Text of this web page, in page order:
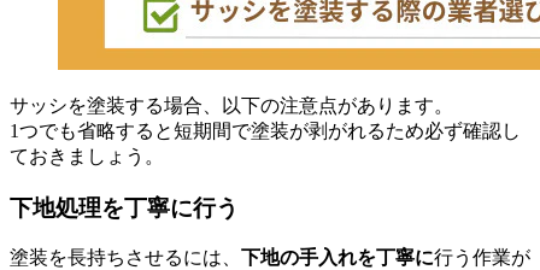
サッシを塗装する場合、以下の注意点があります。
1つでも省略すると短期間で塗装が剥がれるため必ず確認し
ておきましょう。
下地処理を丁寧に行う
塗装を長持ちさせるには、 下地の手入れを丁寧に行う作業が